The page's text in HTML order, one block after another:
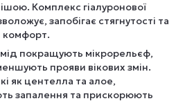
Комплекс гіалуронової
запобігає стягнутості та
комфорт.
покращують мікрорельєф,
прояви вікових змін.
як центелла та алое,
запалення та прискорюють